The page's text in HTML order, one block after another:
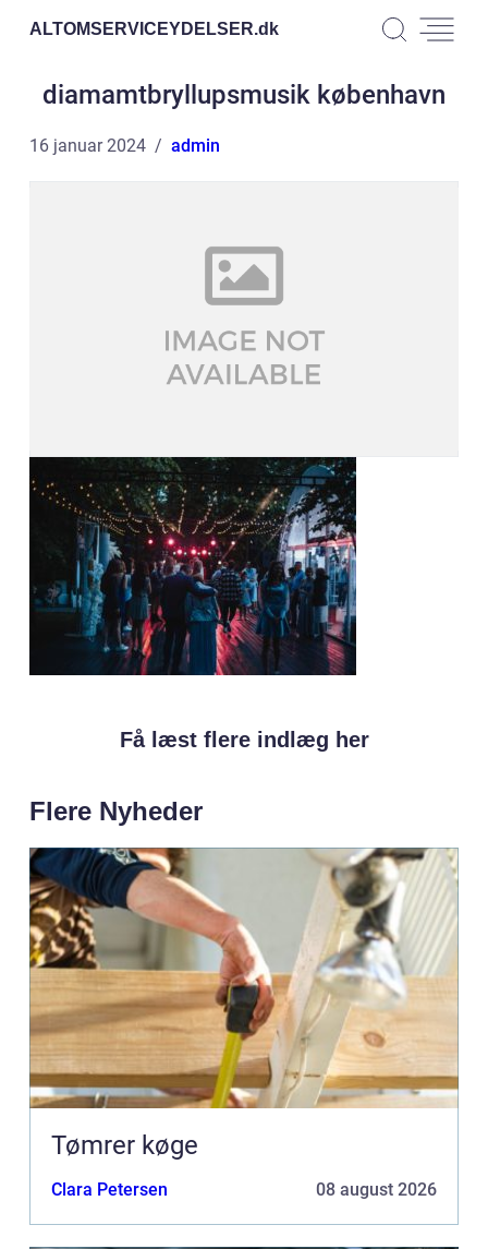
ALTOMSERVICEYDELSER.dk
diamamtbryllupsmusik københavn
16 januar 2024 admin
Få læst flere indlæg her
Flere Nyheder
Tømrer køge
Clara Petersen 08 august 2026